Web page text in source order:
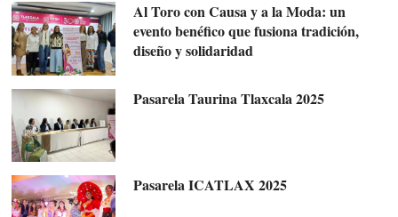
Al Toro con Causa y a la Moda: un
evento benéfico que fusiona tradición,
diseño y solidaridad
Pasarela Taurina Tlaxcala 2025
Pasarela ICATLAX 2025